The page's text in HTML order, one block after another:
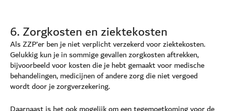
6. Zorgkosten en ziektekosten
Als ZZP’er ben je niet verplicht verzekerd voor ziektekosten.
Gelukkig kun je in sommige gevallen zorgkosten aftrekken,
bijvoorbeeld voor kosten die je hebt gemaakt voor medische
behandelingen, medicijnen of andere zorg die niet vergoed
wordt door je zorgverzekering.